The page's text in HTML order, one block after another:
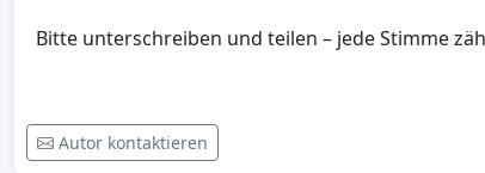
Bitte unterschreiben und teilen – jede Stimme
Autor kontaktieren